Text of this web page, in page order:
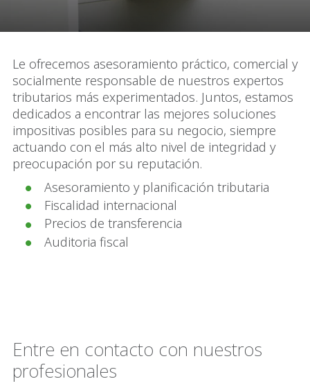
Le ofrecemos asesoramiento práctico, comercial y
socialmente responsable de nuestros expertos
tributarios más experimentados. Juntos, estamos
dedicados a encontrar las mejores soluciones
impositivas posibles para su negocio, siempre
actuando con el más alto nivel de integridad y
preocupación por su reputación.
Asesoramiento y planificación tributaria
Fiscalidad internacional
Precios de transferencia
Auditoria fiscal
Entre en contacto con nuestros
profesionales